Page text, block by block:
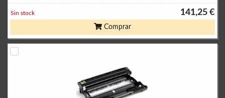
141,25 €
Sin stock
Comprar